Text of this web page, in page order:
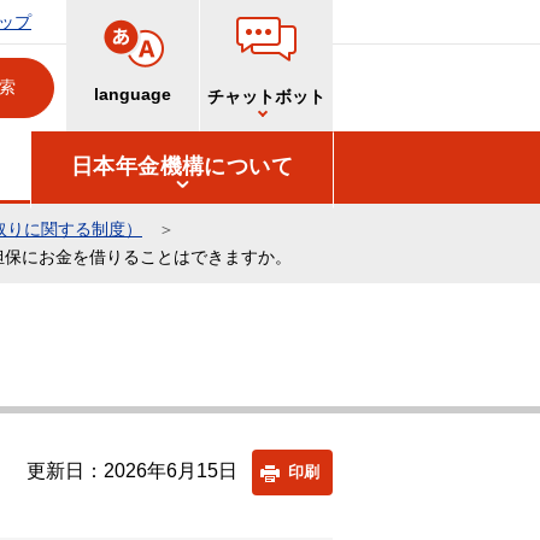
プ
language チャットボット
日本年金機構について
に関する制度）
にお金を借りることはできますか。
更新日：2026年6月15日 印刷